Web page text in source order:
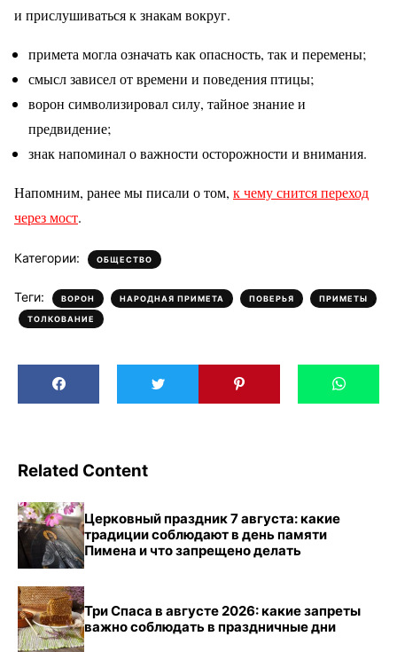
и прислушиваться к знакам вокруг.
примета могла означать как опасность, так и перемены;
смысл зависел от времени и поведения птицы;
ворон символизировал силу, тайное знание и
предвидение;
знак напоминал о важности осторожности и внимания.
Напомним, ранее мы писали о том, к чему снится переход
через мост.
Категории: ОБЩЕСТВО
Теги: ВОРОН , НАРОДНАЯ ПРИМЕТА , ПОВЕРЬЯ , ПРИМЕТЫ ,
ТОЛКОВАНИЕ
Related Content
Церковный праздник 7 августа: какие
традиции соблюдают в день памяти
Пимена и что запрещено делать
Три Спаса в августе 2026: какие запреты
важно соблюдать в праздничные дни